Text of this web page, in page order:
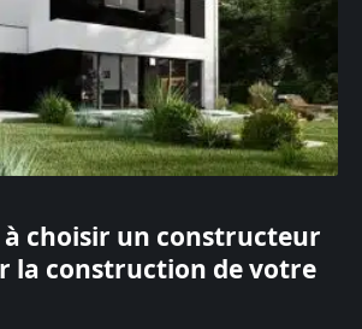
à choisir un constructeur
la construction de votre